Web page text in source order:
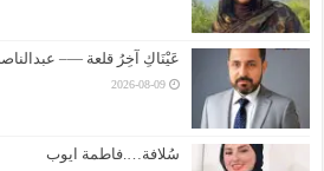
عَيْنَاكِ آخِرُ قلعة —–
2026-08-09
سُلافة….فاطمة ايوب